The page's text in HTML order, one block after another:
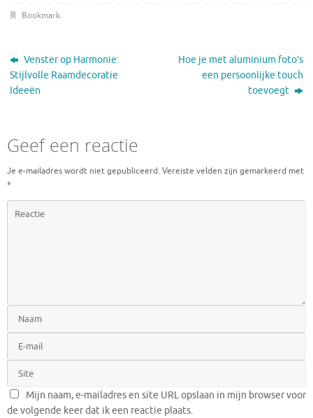
Bookmark.
Venster op Harmonie:
Stijlvolle Raamdecoratie
Ideeën
Hoe je met aluminium foto’s
een persoonlijke touch
toevoegt
Geef een reactie
Je e-mailadres wordt niet gepubliceerd. Vereiste velden zijn gemarkeerd met
*
Mijn naam, e-mailadres en site URL opslaan in mijn browser voor
de volgende keer dat ik een reactie plaats.